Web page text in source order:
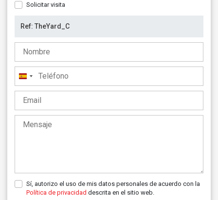
Solicitar visita
España
+34
Sí, autorizo el uso de mis datos personales de acuerdo con la
Política de privacidad descrita en el sitio web.